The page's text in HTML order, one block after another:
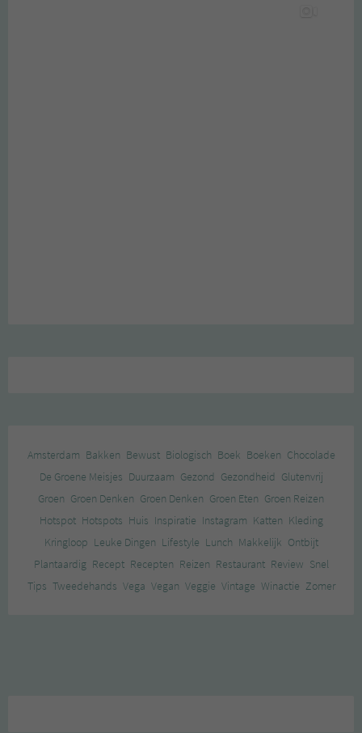
Amsterdam Bakken Bewust Biologisch Boek Boeken Chocolade
De Groene Meisjes Duurzaam Gezond Gezondheid Glutenvrij
Groen Groen Denken Groen Denken Groen Eten Groen Reizen
Hotspot Hotspots Huis Inspiratie Instagram Katten Kleding
Kringloop Leuke Dingen Lifestyle Lunch Makkelijk Ontbijt
Plantaardig Recept Recepten Reizen Restaurant Review Snel
Tips Tweedehands Vega Vegan Veggie Vintage Winactie Zomer